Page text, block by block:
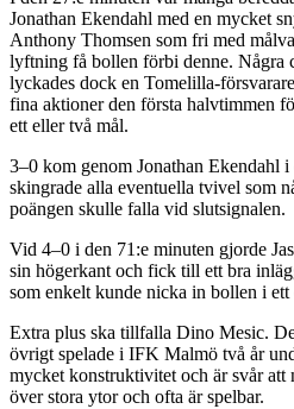
Jonathan Ekendahl med en mycket
Anthony Thomsen som fri med
lyftning få bollen förbi denne. Några
lyckades dock en Tomelilla-
fina aktioner den första halvtimmen
ett eller två mål.
3–0 kom genom Jonathan Ekendahl
skingrade alla eventuella tvivel som
poängen skulle falla vid slutsignalen.
Vid 4–0 i den 71:e minuten gjorde
sin högerkant och fick till ett bra
som enkelt kunde nicka in bollen i
Extra plus ska tillfalla Dino Mesic.
övrigt spelade i IFK Malmö två år
mycket konstruktivitet och är svår att
över stora ytor och ofta är spelbar.